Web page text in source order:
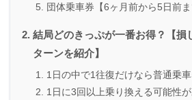
団体乗車券【6ヶ月前から5日前ま
結局どのきっぷが一番お得？【損
ターンを紹介】
1日の中で1往復だけなら普通乗
1日に3回以上乗り換える可能性